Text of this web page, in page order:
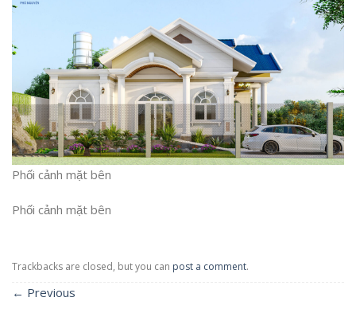
Phối cảnh mặt bên
Phối cảnh mặt bên
Trackbacks are closed, but you can post a comment.
← Previous